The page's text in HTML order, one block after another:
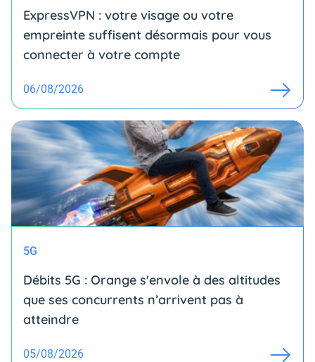
ExpressVPN : votre visage ou votre
empreinte suffisent désormais pour vous
connecter à votre compte
06/08/2026
5G
Débits 5G : Orange s'envole à des altitudes
que ses concurrents n’arrivent pas à
atteindre
05/08/2026